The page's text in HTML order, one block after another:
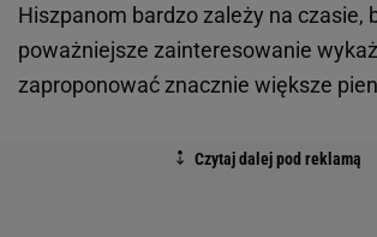
Hiszpanom bardzo zależy na czasie,
poważniejsze zainteresowanie
zaproponować znacznie większe